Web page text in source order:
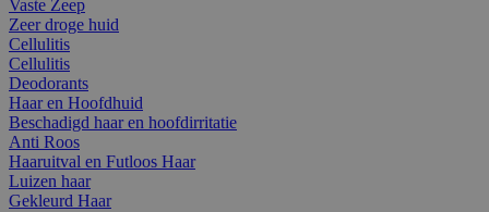
Vaste Zeep
Zeer droge huid
Cellulitis
Cellulitis
Deodorants
Haar en Hoofdhuid
Beschadigd haar en hoofdirritatie
Anti Roos
Haaruitval en Futloos Haar
Luizen haar
Gekleurd Haar